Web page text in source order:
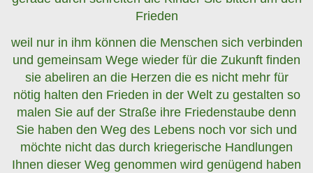
Frieden
weil nur in ihm können die Menschen sich verbinden
und gemeinsam Wege wieder für die Zukunft finden
sie abeliren an die Herzen die es nicht mehr für
nötig halten den Frieden in der Welt zu gestalten so
malen Sie auf der Straße ihre Friedenstaube denn
Sie haben den Weg des Lebens noch vor sich und
möchte nicht das durch kriegerische Handlungen
Ihnen dieser Weg genommen wird genügend haben